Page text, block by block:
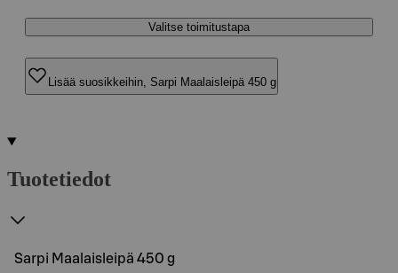
Valitse toimitustapa
Lisää suosikkeihin, Sarpi Maalaisleipä 450 g
Tuotetiedot
Sarpi Maalaisleipä 450 g